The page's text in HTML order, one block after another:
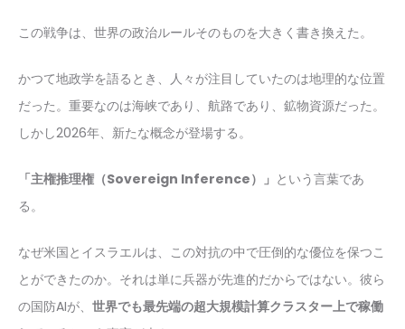
この戦争は、世界の政治ルールそのものを大きく書き換えた。
かつて地政学を語るとき、人々が注目していたのは地理的な位置
だった。重要なのは海峡であり、航路であり、鉱物資源だった。
しかし2026年、新たな概念が登場する。
「主権推理権（Sovereign Inference）」 という言葉であ
る。
なぜ米国とイスラエルは、この対抗の中で圧倒的な優位を保つこ
とができたのか。それは単に兵器が先進的だからではない。彼ら
の国防AIが、 世界でも最先端の超大規模計算クラスター上で稼働